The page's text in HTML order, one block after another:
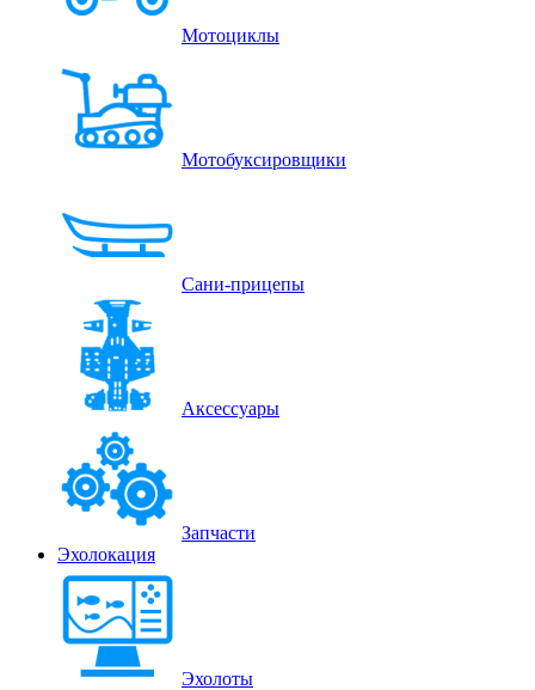
Мотоциклы
Мотобуксировщики
Сани-прицепы
Аксессуары
Запчасти
Эхолокация
Эхолоты